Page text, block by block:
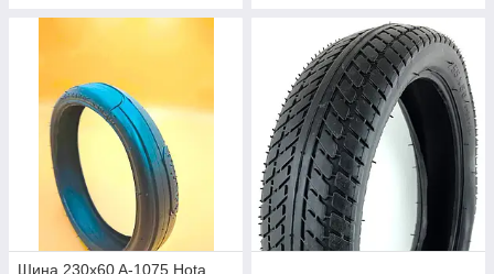
Шина 230x60 A-1075 Hota